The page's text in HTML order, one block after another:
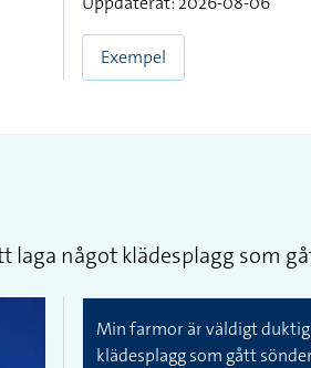
Exempel
något klädesplagg som
Min farmor är väldigt duktig
klädesplagg som gått